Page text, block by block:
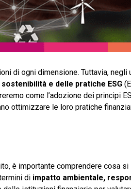
di ogni dimensione. Tuttavia, negli
e delle pratiche ESG
come l’adozione dei principi
ottimizzare le loro pratiche
è importante comprendere cosa si
di impatto ambientale,